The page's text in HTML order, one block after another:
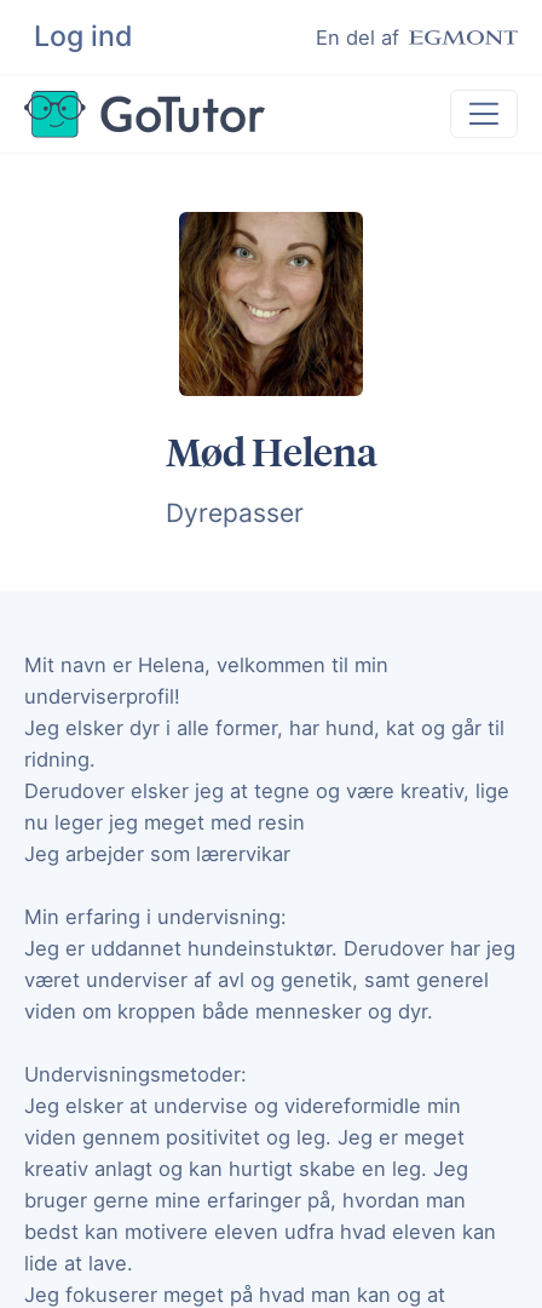
Log ind En del af
Søg
Lektiehjælp
Eksamenshjælp
Hjælp til ordblinde
Kundeudtalelser
Undervisere
Mød Helena
Dyrepasser
Mit navn er Helena, velkommen til min
underviserprofil!
Jeg elsker dyr i alle former, har hund, kat og går til
ridning.
Derudover elsker jeg at tegne og være kreativ, lige
nu leger jeg meget med resin
Jeg arbejder som lærervikar
Min erfaring i undervisning:
Jeg er uddannet hundeinstuktør. Derudover har jeg
været underviser af avl og genetik, samt generel
viden om kroppen både mennesker og dyr.
Undervisningsmetoder:
Jeg elsker at undervise og videreformidle min
viden gennem positivitet og leg. Jeg er meget
kreativ anlagt og kan hurtigt skabe en leg. Jeg
bruger gerne mine erfaringer på, hvordan man
bedst kan motivere eleven udfra hvad eleven kan
lide at lave.
Jeg fokuserer meget på hvad man kan og at